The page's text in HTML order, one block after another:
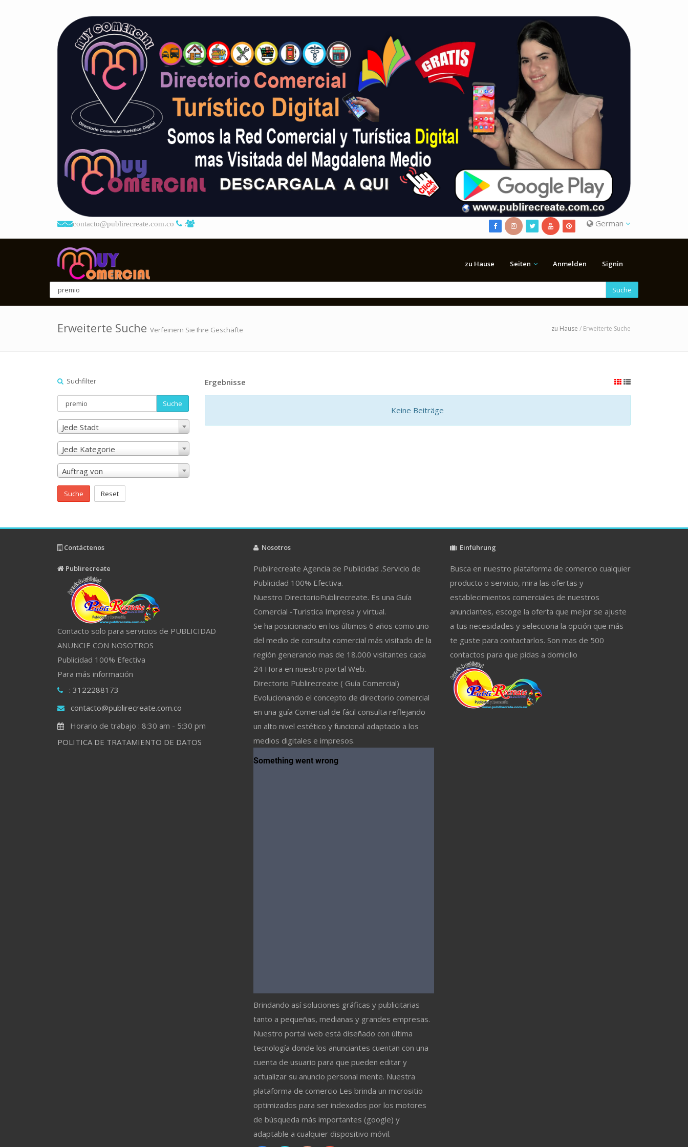
contacto@publirecreate.com.co : German
zu Hause Seiten Anmelden Signin
Suche
Erweiterte Suche Verfeinern Sie Ihre Geschäfte zu Hause / Erweiterte Suche
Suchfilter
Suche
Jede Stadt
Jede Kategorie
Auftrag von
Suche Reset
Ergebnisse
Keine Beiträge
Contáctenos
Publirecreate
Contacto solo para servicios de PUBLICIDAD
ANUNCIE CON NOSOTROS
Publicidad 100% Efectiva
Para más información
: 3122288173
contacto@publirecreate.com.co
Horario de trabajo : 8:30 am - 5:30 pm
POLITICA DE TRATAMIENTO DE DATOS
Nosotros
Publirecreate Agencia de Publicidad .Servicio de
Publicidad 100% Efectiva.
Nuestro DirectorioPublirecreate. Es una Guía
Comercial -Turistica Impresa y virtual.
Se ha posicionado en los últimos 6 años como uno
del medio de consulta comercial más visitado de la
región generando mas de 18.000 visitantes cada
24 Hora en nuestro portal Web.
Directorio Publirecreate ( Guía Comercial)
Evolucionando el concepto de directorio comercial
en una guía Comercial de fácil consulta reflejando
un alto nivel estético y funcional adaptado a los
medios digitales e impresos.
Brindando así soluciones gráficas y publicitarias
tanto a pequeñas, medianas y grandes empresas.
Nuestro portal web está diseñado con última
tecnología donde los anunciantes cuentan con una
cuenta de usuario para que pueden editar y
actualizar su anuncio personal mente. Nuestra
plataforma de comercio Les brinda un micrositio
optimizados para ser indexados por los motores
de búsqueda más importantes (google) y
adaptable a cualquier dispositivo móvil.
Einführung
Busca en nuestro plataforma de comercio cualquier
producto o servicio, mira las ofertas y
establecimientos comerciales de nuestros
anunciantes, escoge la oferta que mejor se ajuste
a tus necesidades y selecciona la opción que más
te guste para contactarlos. Son mas de 500
contactos para que pidas a domicilio